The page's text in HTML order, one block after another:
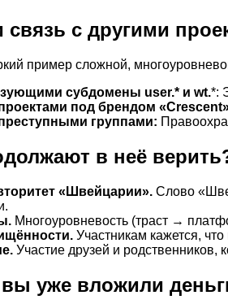
с другими
пример сложной,
субдомены user.* и wt.*:
под брендом
группами:
в неё
«Швейцарии». Слово
Многоуровневость (траст →
Участникам кажется,
Участие друзей и родственников,
уже вложили